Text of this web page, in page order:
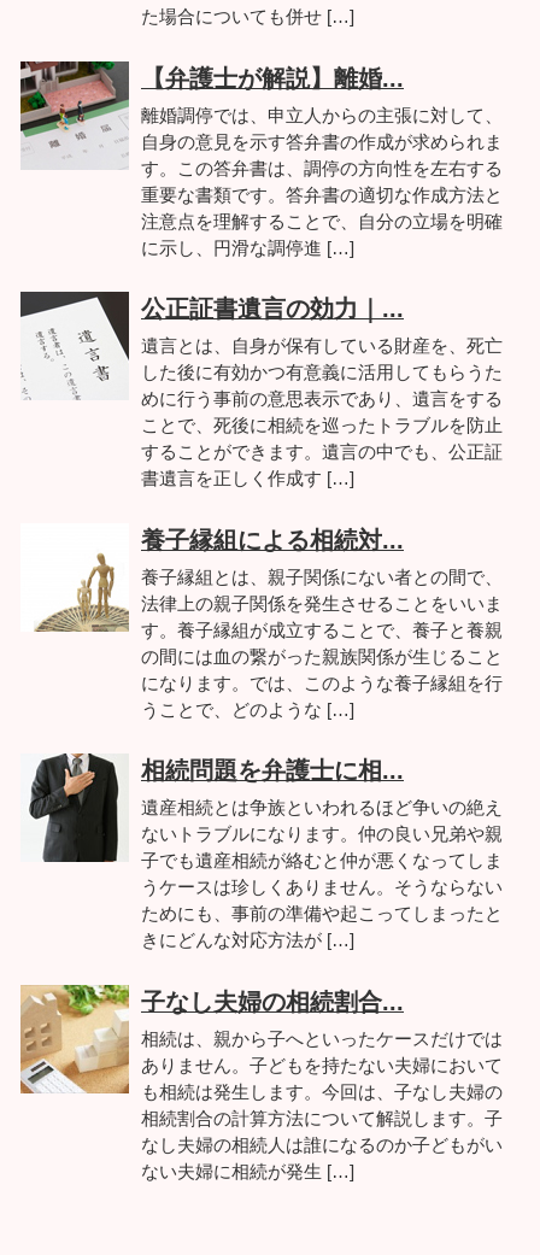
た場合についても併せ […]
【弁護士が解説】離婚...
離婚調停では、申立人からの主張に対して、
自身の意見を示す答弁書の作成が求められま
す。この答弁書は、調停の方向性を左右する
重要な書類です。答弁書の適切な作成方法と
注意点を理解することで、自分の立場を明確
に示し、円滑な調停進 […]
公正証書遺言の効力｜...
遺言とは、自身が保有している財産を、死亡
した後に有効かつ有意義に活用してもらうた
めに行う事前の意思表示であり、遺言をする
ことで、死後に相続を巡ったトラブルを防止
することができます。遺言の中でも、公正証
書遺言を正しく作成す […]
養子縁組による相続対...
養子縁組とは、親子関係にない者との間で、
法律上の親子関係を発生させることをいいま
す。養子縁組が成立することで、養子と養親
の間には血の繋がった親族関係が生じること
になります。では、このような養子縁組を行
うことで、どのような […]
相続問題を弁護士に相...
遺産相続とは争族といわれるほど争いの絶え
ないトラブルになります。仲の良い兄弟や親
子でも遺産相続が絡むと仲が悪くなってしま
うケースは珍しくありません。そうならない
ためにも、事前の準備や起こってしまったと
きにどんな対応方法が […]
子なし夫婦の相続割合...
相続は、親から子へといったケースだけでは
ありません。子どもを持たない夫婦において
も相続は発生します。今回は、子なし夫婦の
相続割合の計算方法について解説します。子
なし夫婦の相続人は誰になるのか子どもがい
ない夫婦に相続が発生 […]